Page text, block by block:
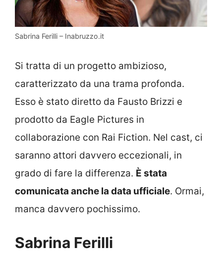
Sabrina Ferilli – Inabruzzo.it
Si tratta di un progetto ambizioso,
caratterizzato da una trama profonda.
Esso è stato diretto da Fausto Brizzi e
prodotto da Eagle Pictures in
collaborazione con Rai Fiction. Nel cast, ci
saranno attori davvero eccezionali, in
grado di fare la differenza. È stata
comunicata anche la data ufficiale. Ormai,
manca davvero pochissimo.
Sabrina Ferilli